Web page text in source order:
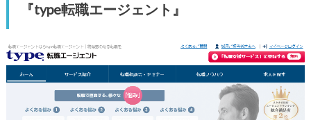
『type転職エージェント』